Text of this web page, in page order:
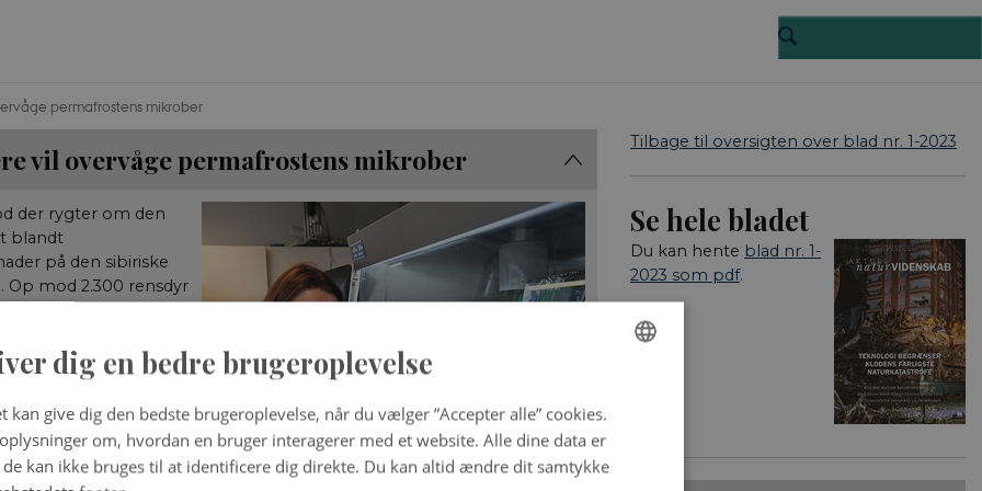
permafrostens mikrober
vil overvåge permafrostens mikrober
der rygter om den
blandt
på den sibiriske
Op mod 2.300 rensdyr
blev identificeret som
oprindelse var
et rensdyrkadaver,
miltbrandudbrud helt
Bakterien havde i
pakket ind i
Tilbage til oversigten over blad nr. 1-2023
Se hele bladet
Du kan hente blad nr. 1-
2023 som pdf.
DANISH
dig en bedre brugeroplevelse
kan give dig den bedste brugeroplevelse, når du vælger ”Accepter alle” cookies.
om, hvordan en bruger interagerer med et website. Alle dine data er
kan ikke bruges til at identificere dig direkte. Du kan altid ændre dit samtykke